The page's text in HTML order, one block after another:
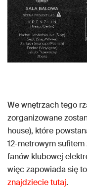
We wnętrzach tego
zorganizowane
house), które
12-metrowym
fanów klubowej
więc zapowiada się
znajdziecie tutaj.